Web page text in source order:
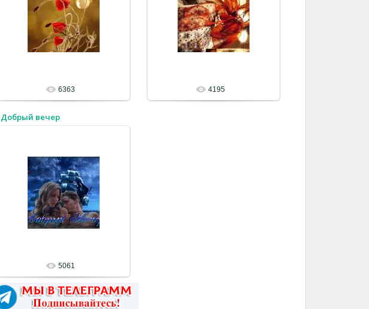
6363 4195
Добрый вечер
5061